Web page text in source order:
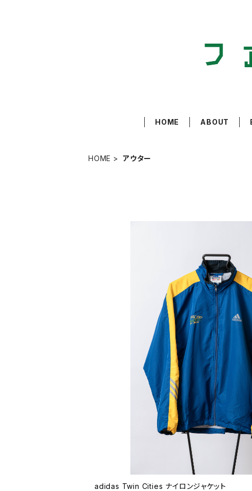
HOME ABOUT
HOME アウター
adidas Twin Cities ナイロンジャケット